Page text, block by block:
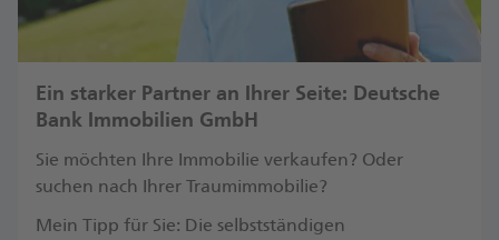
Ein starker Partner an Ihrer Seite: Deutsche
Bank Immobilien GmbH
Sie möchten Ihre Immobilie verkaufen? Oder
suchen nach Ihrer Traumimmobilie?
Mein Tipp für Sie: Die selbstständigen